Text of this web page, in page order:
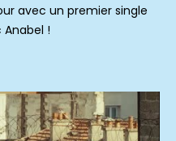
avec un premier single
!